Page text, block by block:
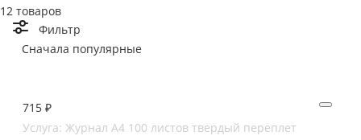
12 товаров
Фильтр
Сначала популярные
715 ₽
Услуга: Журнал А4 100 листов твердый переплет